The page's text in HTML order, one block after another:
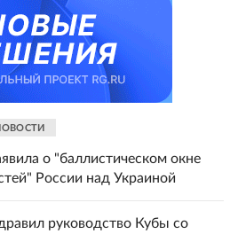
о "баллистическом окне
России над Украиной
руководство Кубы со